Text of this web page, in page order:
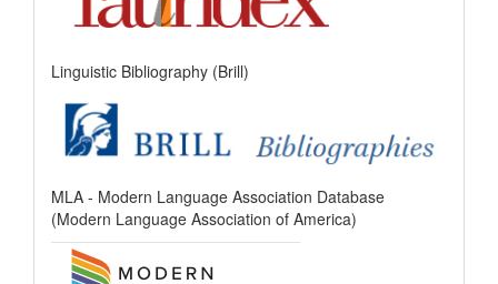
Linguistic Bibliography (Brill)
MLA - Modern Language Association Database
(Modern Language Association of America)